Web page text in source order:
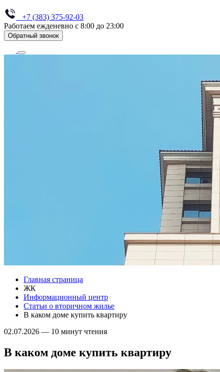
+7 (383) 375-92-03
Работаем ежденевно с 8:00 до 23:00
Обратный звонок
Главная страница
ЖК
Информационный центр
Статьи о вторичном жилье
В каком доме купить квартиру
02.07.2026 — 10 минут чтения
В каком доме купить квартиру